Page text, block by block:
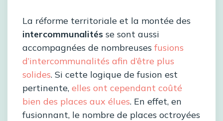
La réforme territoriale et la montée des
intercommunalités se sont aussi
accompagnées de nombreuses fusions
d’intercommunalités afin d’être plus
solides. Si cette logique de fusion est
pertinente, elles ont cependant coûté
bien des places aux élues. En effet, en
fusionnant, le nombre de places octroyées